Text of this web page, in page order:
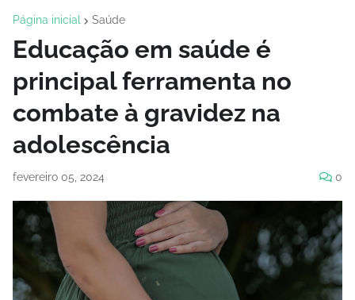
Página inicial Saúde
Educação em saúde é
principal ferramenta no
combate à gravidez na
adolescência
fevereiro 05, 2024 0